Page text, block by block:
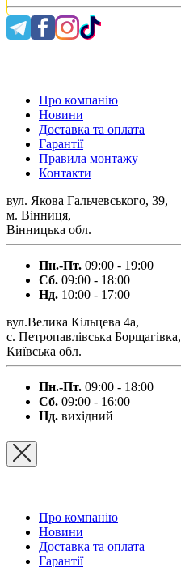
Про компанію
Новини
Доставка та оплата
Гарантії
Правила монтажу
Контакти
вул. Якова Гальчевського, 39,
м. Вінниця,
Вінницька обл.
Пн.-Пт. 09:00 - 19:00
Сб. 09:00 - 18:00
Нд. 10:00 - 17:00
вул.Велика Кільцева 4а,
с. Петропавлівська Борщагівка,
Київська обл.
Пн.-Пт. 09:00 - 18:00
Сб. 09:00 - 16:00
Нд. вихідний
Про компанію
Новини
Доставка та оплата
Гарантії